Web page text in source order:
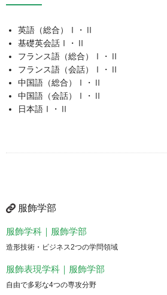
英語（総合）Ⅰ・Ⅱ
基礎英会話Ⅰ・Ⅱ
フランス語（総合）Ⅰ・Ⅱ
フランス語（会話）Ⅰ・Ⅱ
中国語（総合）Ⅰ・Ⅱ
中国語（会話）Ⅰ・Ⅱ
日本語Ⅰ・Ⅱ
服飾学部
服飾学科｜服飾学部
造形技術・ビジネス2つの学問領域
服飾表現学科｜服飾学部
自由で多彩な4つの専攻分野